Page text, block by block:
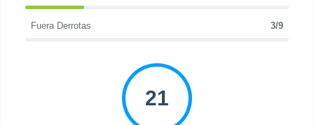
Fuera Derrotas 3/9
21